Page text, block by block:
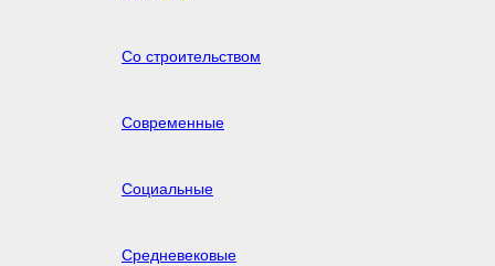
Со строительством
Современные
Социальные
Средневековые